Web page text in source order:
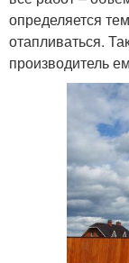
определяется
отапливаться.
производитель